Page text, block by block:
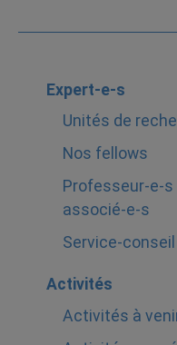
Expert-e-s
Unités de
Nos fellows
Professeur-e-
associé-e-s
Service-conseil
Activités
Activités à